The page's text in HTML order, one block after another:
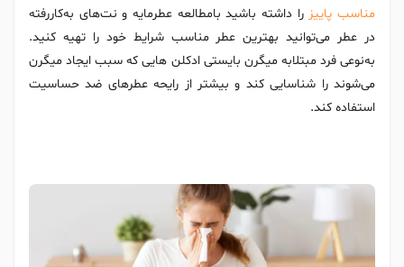
مناسب پاییز را داشته باشید بامطالعه عطرمایه و نت‌های به‌کاررفته
در عطر می‌توانید بهترین عطر مناسب شرایط خود را تهیه کنید.
به‌نوعی فرد مبتلابه میگرن بایستی ادکلن هایی که سبب ایجاد میگرن
می‌شوند را شناسایی کند و بیشتر از رایحه عطرهای ضد حساسیت
استفاده کند.